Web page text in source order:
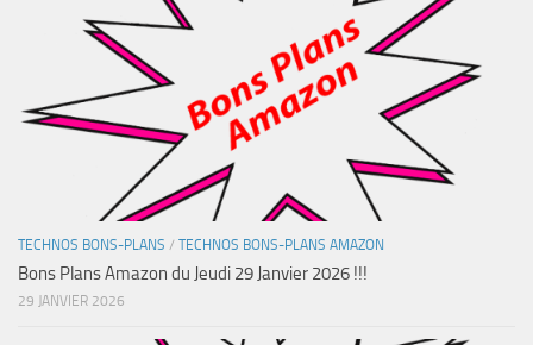
TECHNOS BONS-PLANS / TECHNOS BONS-PLANS AMAZON
Bons Plans Amazon du Jeudi 29 Janvier 2026 !!!
29 JANVIER 2026